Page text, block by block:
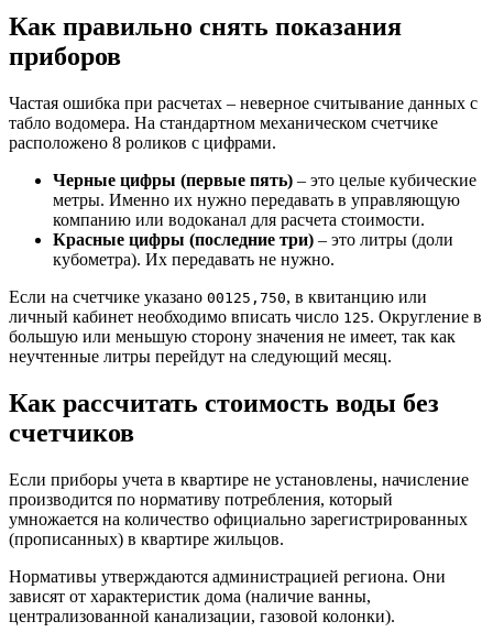
Как правильно снять показания
приборов
Частая ошибка при расчетах – неверное считывание данных с
табло водомера. На стандартном механическом счетчике
расположено 8 роликов с цифрами.
Черные цифры (первые пять) – это целые кубические
метры. Именно их нужно передавать в управляющую
компанию или водоканал для расчета стоимости.
Красные цифры (последние три) – это литры (доли
кубометра). Их передавать не нужно.
Если на счетчике указано 00125,750, в квитанцию или
личный кабинет необходимо вписать число 125. Округление в
большую или меньшую сторону значения не имеет, так как
неучтенные литры перейдут на следующий месяц.
Как рассчитать стоимость воды без
счетчиков
Если приборы учета в квартире не установлены, начисление
производится по нормативу потребления, который
умножается на количество официально зарегистрированных
(прописанных) в квартире жильцов.
Нормативы утверждаются администрацией региона. Они
зависят от характеристик дома (наличие ванны,
централизованной канализации, газовой колонки).